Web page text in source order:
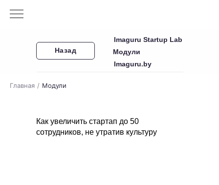
Imaguru Startup Lab
Назад
Модули
Imaguru.by
Главная / Модули
Как увеличить стартап до 50
сотрудников, не утратив культуру